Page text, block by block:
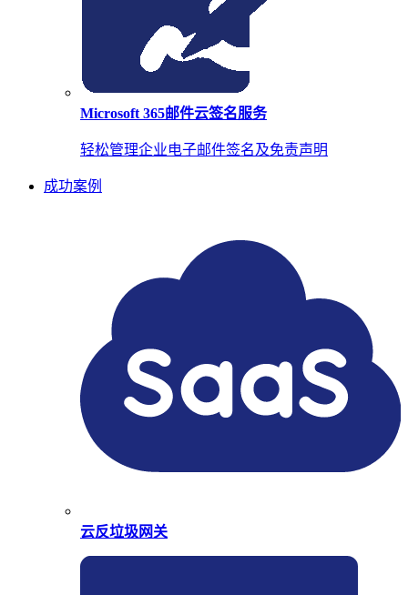
Microsoft 365邮件云签名服务
轻松管理企业电子邮件签名及免责声明
成功案例
云反垃圾网关